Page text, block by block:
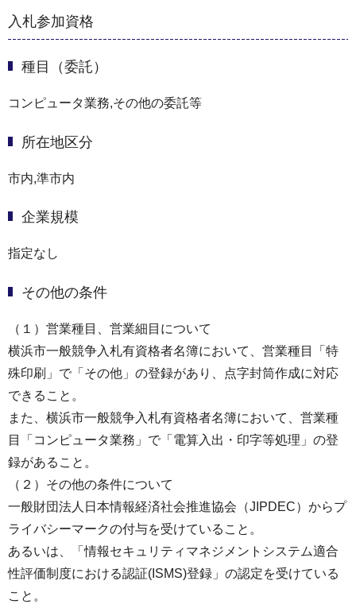
入札参加資格
種目（委託）
コンピュータ業務,その他の委託等
所在地区分
市内,準市内
企業規模
指定なし
その他の条件
（１）営業種目、営業細目について
横浜市⼀般競争⼊札有資格者名簿において、営業種目「特
殊印刷」で「その他」の登録があり、点字封筒作成に対応
できること。
また、横浜市⼀般競争⼊札有資格者名簿において、営業種
目「コンピュータ業務」で「電算⼊出・印字等処理」の登
録があること。
（２）その他の条件について
⼀般財団法⼈⽇本情報経済社会推進協会（JIPDEC）からプ
ライバシーマークの付与を受けていること。
あるいは、「情報セキュリティマネジメントシステム適合
性評価制度における認証(ISMS)登録」の認定を受けている
こと。